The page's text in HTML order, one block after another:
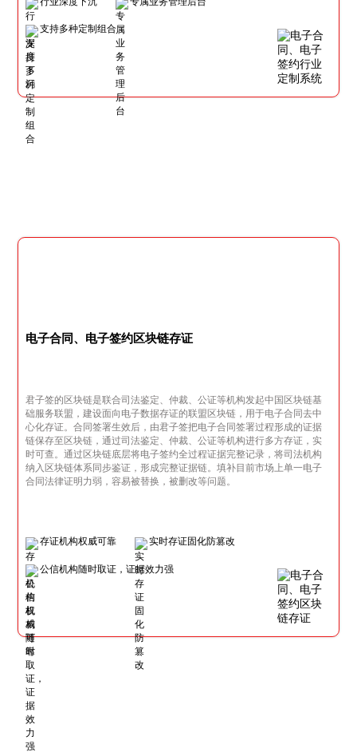
支持多种定制组合
电子合同、电子签约区块链存证
君子签的区块链是联合司法鉴定、仲裁、公证等机构发起中国区块链基
础服务联盟，建设面向电子数据存证的联盟区块链，用于电子合同去中
心化存证。合同签署生效后，由君子签把电子合同签署过程形成的证据
链保存至区块链，通过司法鉴定、仲裁、公证等机构进行多方存证，实
时可查。通过区块链底层将电子签约全过程证据完整记录，将司法机构
纳入区块链体系同步鉴证，形成完整证据链。填补目前市场上单一电子
合同法律证明力弱，容易被替换，被删改等问题。
存证机构权威可靠 实时存证固化防篡改
公信机构随时取证，证据效力强